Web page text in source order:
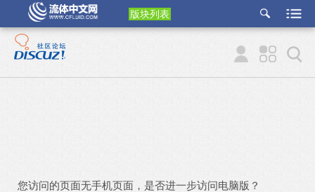
版块列表
etu
p
您访问的页面无手机页面，是否进一步访问电脑版？